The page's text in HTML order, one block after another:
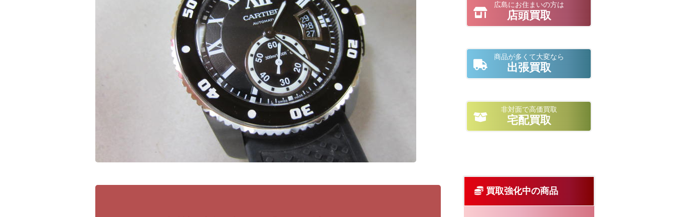
広島にお住まいの方は
店頭買取
商品が多くて大変なら
出張買取
非対面で高価買取
宅配買取
買取強化中の商品